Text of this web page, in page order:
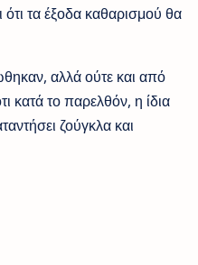
τα έξοδα καθαρισμού θα
αλλά ούτε και από
κατά το παρελθόν, η ίδια
ζούγκλα και